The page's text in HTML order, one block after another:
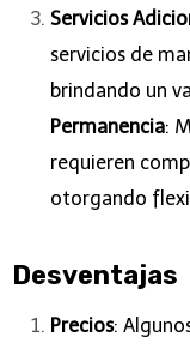
Servicios
servicios de
brindando un
Permanencia:
requieren
otorgando
Desventajas
Precios: